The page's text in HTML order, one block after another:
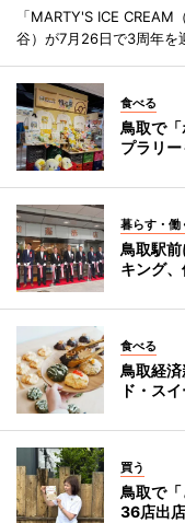
「MARTY'S ICE
谷）が7月26日で3周年を
食べる
鳥取で
プラリー
暮らす・働
鳥取駅
キング
食べる
鳥取経
ド・ス
買う
鳥取で
36店出